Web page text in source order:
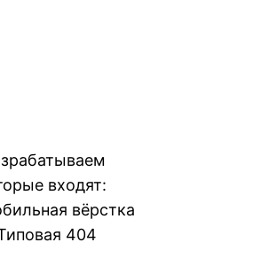
входят:
вёрстка
404